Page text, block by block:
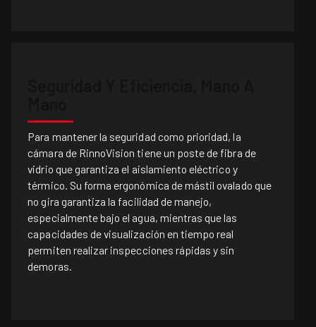
Para mantener la seguridad como prioridad, la
cámara de RinnoVision tiene un poste de fibra de
vidrio que garantiza el aislamiento eléctrico y
térmico. Su forma ergonómica de mástil ovalado que
no gira garantiza la facilidad de manejo,
especialmente bajo el agua, mientras que las
capacidades de visualización en tiempo real
permiten realizar inspecciones rápidas y sin
demoras.